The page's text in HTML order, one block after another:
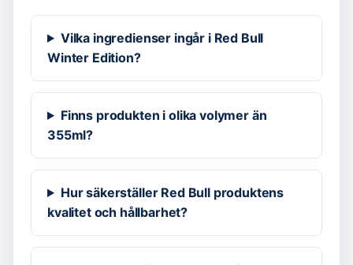
Vilka ingredienser ingår i Red Bull
Winter Edition?
Finns produkten i olika volymer än
355ml?
Hur säkerställer Red Bull produktens
kvalitet och hållbarhet?